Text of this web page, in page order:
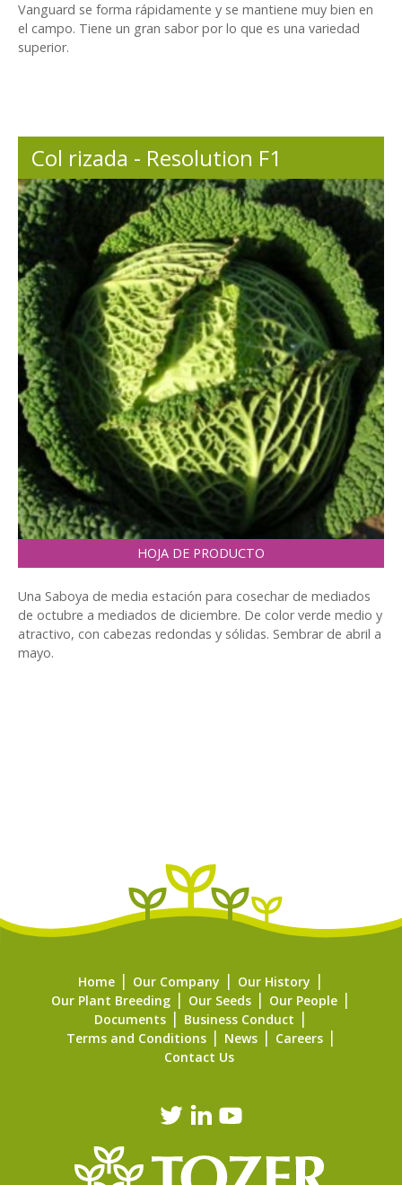
Vanguard se forma rápidamente y se mantiene muy bien en
el campo. Tiene un gran sabor por lo que es una variedad
superior.
Col rizada - Resolution F1
HOJA DE PRODUCTO
Una Saboya de media estación para cosechar de mediados
de octubre a mediados de diciembre. De color verde medio y
atractivo, con cabezas redondas y sólidas. Sembrar de abril a
mayo.
Home Our Company
Our History
Our Plant Breeding
Our Seeds
Our People
Documents
Business Conduct
Terms and Conditions
News
Careers
Contact Us